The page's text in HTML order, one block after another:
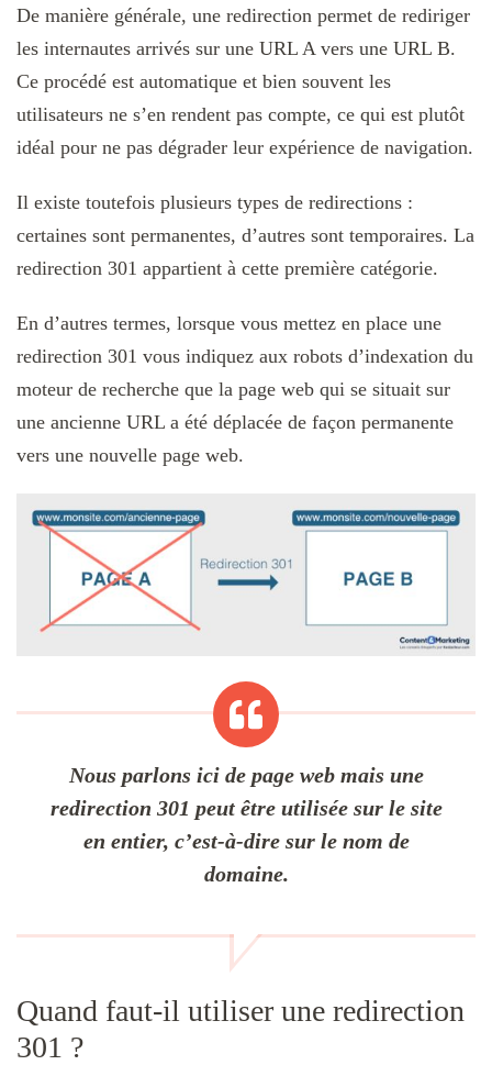
De manière générale, une redirection permet de rediriger
les internautes arrivés sur une URL A vers une URL B.
Ce procédé est automatique et bien souvent les
utilisateurs ne s’en rendent pas compte, ce qui est plutôt
idéal pour ne pas dégrader leur expérience de navigation.
Il existe toutefois plusieurs types de redirections :
certaines sont permanentes, d’autres sont temporaires. La
redirection 301 appartient à cette première catégorie.
En d’autres termes, lorsque vous mettez en place une
redirection 301 vous indiquez aux robots d’indexation du
moteur de recherche que la page web qui se situait sur
une ancienne URL a été déplacée de façon permanente
vers une nouvelle page web.
Nous parlons ici de page web mais une
redirection 301 peut être utilisée sur le site
en entier, c’est-à-dire sur le nom de
domaine.
Quand faut-il utiliser une redirection
301 ?